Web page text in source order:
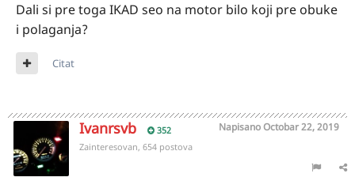
Dali si pre toga IKAD seo na motor bilo koji pre obuke
i polaganja?
Citat
Ivanrsvb 352 NapisanoOctobar 22, 2019
Zainteresovan, 654 postova